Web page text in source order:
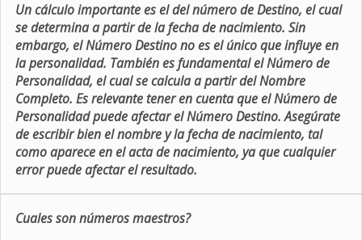
Un cálculo importante es el del número de Destino, el cual
se determina a partir de la fecha de nacimiento. Sin
embargo, el Número Destino no es el único que influye en
la personalidad. También es fundamental el Número de
Personalidad, el cual se calcula a partir del Nombre
Completo. Es relevante tener en cuenta que el Número de
Personalidad puede afectar el Número Destino. Asegúrate
de escribir bien el nombre y la fecha de nacimiento, tal
como aparece en el acta de nacimiento, ya que cualquier
error puede afectar el resultado.
Cuales son números maestros?